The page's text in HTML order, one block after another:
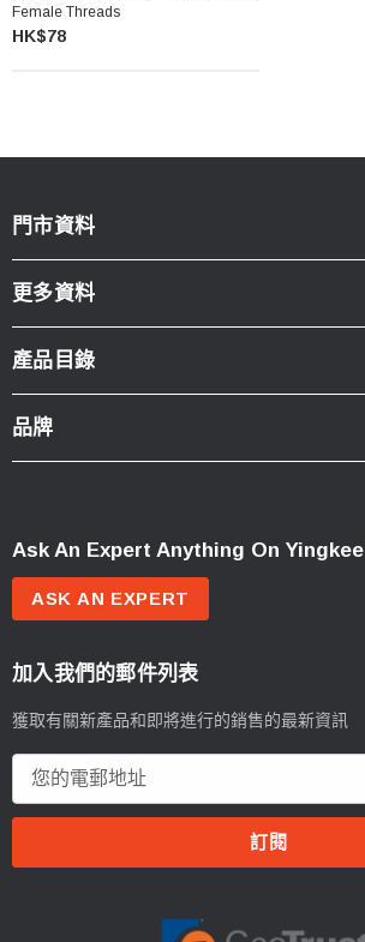
Female Threads
HK$78
門市資料
更多資料
產品目錄
品牌
Ask An Expert Anything On Yingkee
ASK AN EXPERT
加入我們的郵件列表
獲取有關新產品和即將進行的銷售的最新資訊
郵